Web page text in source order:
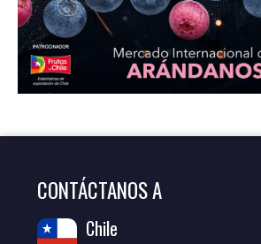
CONTÁCTANOS A
Chile